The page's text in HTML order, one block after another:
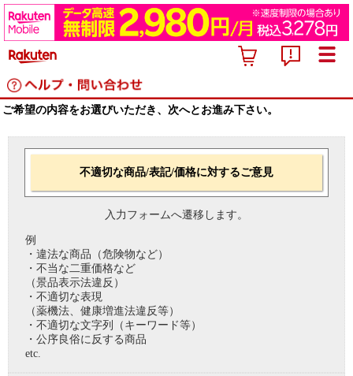
ご希望の内容をお選びいただき、次へとお進み下さい。
不適切な商品/表記/価格に対するご意見
入力フォームへ遷移します。
例
・違法な商品（危険物など）
・不当な二重価格など
（景品表示法違反）
・不適切な表現
（薬機法、健康増進法違反等）
・不適切な文字列（キーワード等）
・公序良俗に反する商品
etc.